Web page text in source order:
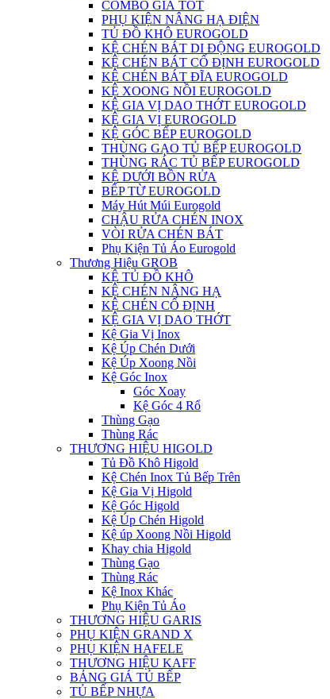
COMBO GIÁ TỐT
PHỤ KIỆN NÂNG HẠ ĐIỆN
TỦ ĐỒ KHÔ EUROGOLD
KỆ CHÉN BÁT DI ĐỘNG EUROGOLD
KỆ CHÉN BÁT CỐ ĐỊNH EUROGOLD
KỆ CHÉN BÁT ĐĨA EUROGOLD
KỆ XOONG NỒI EUROGOLD
KỆ GIA VỊ DAO THỚT EUROGOLD
KỆ GIA VỊ EUROGOLD
KỆ GÓC BẾP EUROGOLD
THÙNG GẠO TỦ BẾP EUROGOLD
THÙNG RÁC TỦ BẾP EUROGOLD
KỆ DƯỚI BỒN RỬA
BẾP TỪ EUROGOLD
Máy Hút Múi Eurogold
CHẬU RỬA CHÉN INOX
VÒI RỬA CHÉN BÁT
Phụ Kiện Tủ Áo Eurogold
Thương Hiệu GROB
KỆ TỦ ĐỒ KHÔ
KỆ CHÉN NÂNG HẠ
KỆ CHÉN CỐ ĐỊNH
KỆ GIA VỊ DAO THỚT
Kệ Gia Vị Inox
Kệ Úp Chén Dưới
Kệ Úp Xoong Nồi
Kệ Góc Inox
Góc Xoay
Kệ Góc 4 Rổ
Thùng Gạo
Thùng Rác
THƯƠNG HIỆU HIGOLD
Tủ Đồ Khô Higold
Kệ Chén Inox Tủ Bếp Trên
Kệ Gia Vị Higold
Kệ Góc Higold
Kệ Úp Chén Higold
Kệ úp Xoong Nồi Higold
Khay chia Higold
Thùng Gạo
Thùng Rác
Kệ Inox Khác
Phụ Kiện Tủ Áo
THƯƠNG HIỆU GARIS
PHỤ KIỆN GRAND X
PHỤ KIỆN HAFELE
THƯƠNG HIỆU KAFF
BẢNG GIÁ TỦ BẾP
TỦ BẾP NHỰA